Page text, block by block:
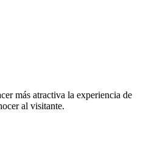
más atractiva la experiencia de
al visitante.